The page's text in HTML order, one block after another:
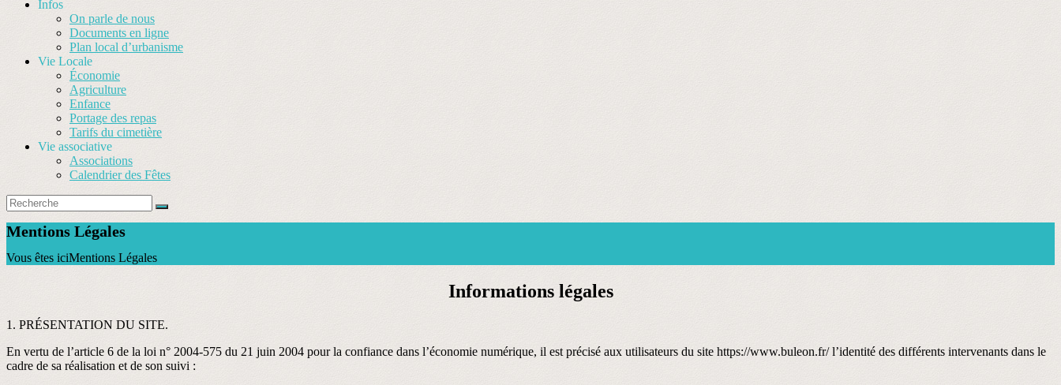
Infos
On parle de nous
Documents en ligne
Plan local d’urbanisme
Vie Locale
Économie
Agriculture
Enfance
Portage des repas
Tarifs du cimetière
Vie associative
Associations
Calendrier des Fêtes
Mentions Légales
Vous êtes iciMentions Légales
Informations légales
1. PRÉSENTATION DU SITE.
En vertu de l’article 6 de la loi n° 2004-575 du 21 juin 2004 pour la confiance dans l’économie numérique, il est précisé aux utilisateurs du site https://www.buleon.fr/ l’identité des différents intervenants dans le
cadre de sa réalisation et de son suivi :